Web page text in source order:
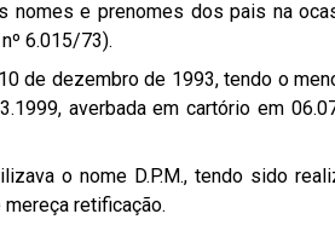
e prenomes dos pais na
6.015/73).
de dezembro de 1993, tendo o
averbada em cartório em
o nome D.P.M., tendo sido
retificação.